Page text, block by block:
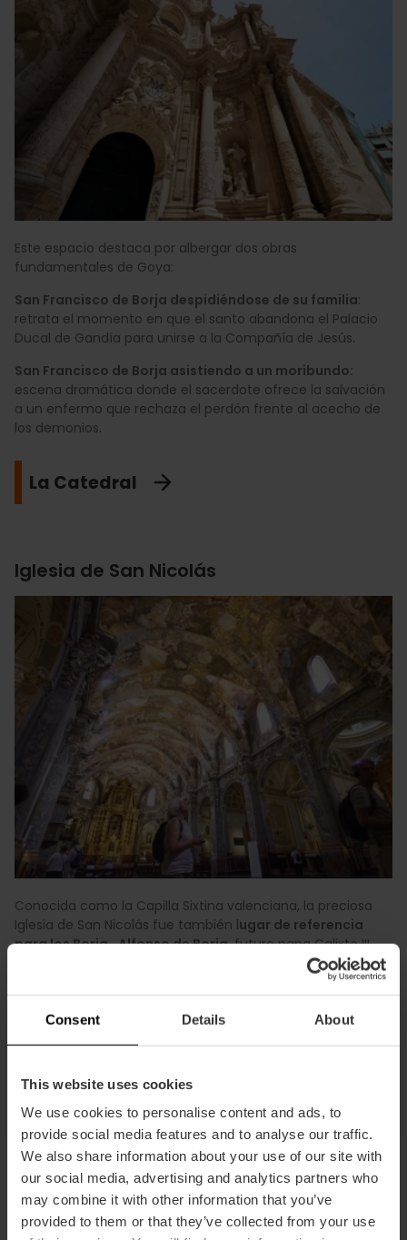
Consent Details About
This website uses cookies
We use cookies to personalise content and ads, to
provide social media features and to analyse our traffic.
We also share information about your use of our site with
our social media, advertising and analytics partners who
may combine it with other information that you’ve
provided to them or that they’ve collected from your use
Este espacio destaca por albergar dos obras
fundamentales de Goya:
San Francisco de Borja despidiéndose de su familia:
retrata el momento en que el santo abandona el Palacio
Ducal de Gandía para unirse a la Compañía de Jesús.
San Francisco de Borja asistiendo a un moribundo:
escena dramática donde el sacerdote ofrece la salvación
a un enfermo que rechaza el perdón frente al acecho de
los demonios.
La Catedral
Iglesia de San Nicolás
Conocida como la Capilla Sixtina valenciana, la preciosa
Iglesia de San Nicolás fue también lugar de referencia
para los Borja.Alfonso de Borja, futuro papa Calixto III,
y bajo su
dirección se impulsó una profunda reconstrucción que dio
al templo su carácter gótico actual.
También te puede interesar